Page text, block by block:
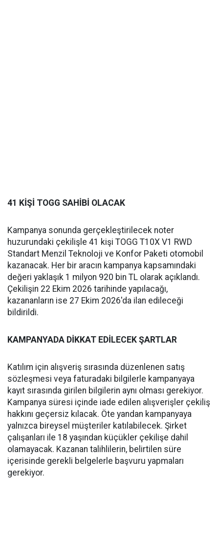
41 KİŞİ TOGG SAHİBİ OLACAK
Kampanya sonunda gerçekleştirilecek noter
huzurundaki çekilişle 41 kişi TOGG T10X V1 RWD
Standart Menzil Teknoloji ve Konfor Paketi otomobil
kazanacak. Her bir aracın kampanya kapsamındaki
değeri yaklaşık 1 milyon 920 bin TL olarak açıklandı.
Çekilişin 22 Ekim 2026 tarihinde yapılacağı,
kazananların ise 27 Ekim 2026'da ilan edileceği
bildirildi.
KAMPANYADA DİKKAT EDİLECEK ŞARTLAR
Katılım için alışveriş sırasında düzenlenen satış
sözleşmesi veya faturadaki bilgilerle kampanyaya
kayıt sırasında girilen bilgilerin aynı olması gerekiyor.
Kampanya süresi içinde iade edilen alışverişler çekiliş
hakkını geçersiz kılacak. Öte yandan kampanyaya
yalnızca bireysel müşteriler katılabilecek. Şirket
çalışanları ile 18 yaşından küçükler çekilişe dahil
olamayacak. Kazanan talihlilerin, belirtilen süre
içerisinde gerekli belgelerle başvuru yapmaları
gerekiyor.